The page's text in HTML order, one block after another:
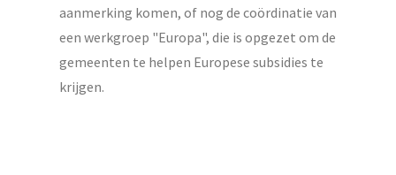
aanmerking komen, of nog de coördinatie van
een werkgroep "Europa", die is opgezet om de
gemeenten te helpen Europese subsidies te
krijgen.